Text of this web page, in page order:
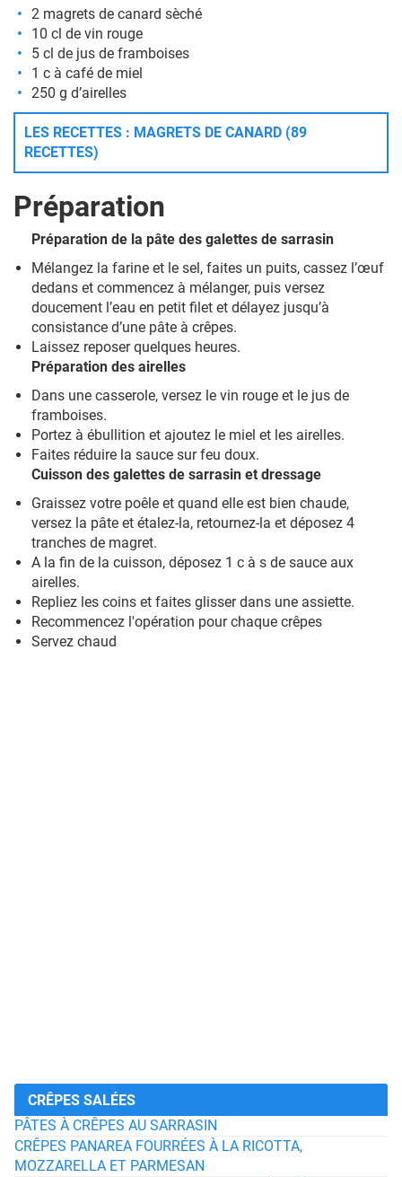
2 magrets de canard sèché
10 cl de vin rouge
5 cl de jus de framboises
1 c à café de miel
250 g d’airelles
LES RECETTES : MAGRETS DE CANARD (89
RECETTES)
Préparation
Préparation de la pâte des galettes de sarrasin
Mélangez la farine et le sel, faites un puits, cassez l’œuf
dedans et commencez à mélanger, puis versez
doucement l’eau en petit filet et délayez jusqu’à
consistance d’une pâte à crêpes.
Laissez reposer quelques heures.
Préparation des airelles
Dans une casserole, versez le vin rouge et le jus de
framboises.
Portez à ébullition et ajoutez le miel et les airelles.
Faites réduire la sauce sur feu doux.
Cuisson des galettes de sarrasin et dressage
Graissez votre poêle et quand elle est bien chaude,
versez la pâte et étalez-la, retournez-la et déposez 4
tranches de magret.
A la fin de la cuisson, déposez 1 c à s de sauce aux
airelles.
Repliez les coins et faites glisser dans une assiette.
Recommencez l'opération pour chaque crêpes
Servez chaud
CRÊPES SALÉES
PÂTES À CRÊPES AU SARRASIN
CRÊPES PANAREA FOURRÉES À LA RICOTTA,
MOZZARELLA ET PARMESAN